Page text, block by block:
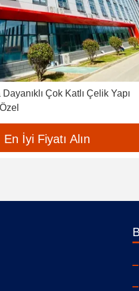
Çok Katlı Çelik Yapı
En İyi Fiyatı Alın